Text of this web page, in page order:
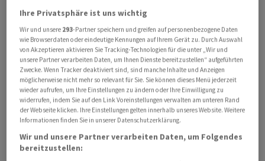
einer sanften wirtschaftlichen Abkühlung ohne
Rezession -, gilt dieses Szenario nun nur noch als gleich
wahrscheinlich wie eine Stagflation. Also wie eine Phase
mit anhaltend hoher Inflation bei gleichzeitig
stagnierendem Wachstum und schwachem
Acbkrbeitsmarkt.
Ein Wandel zeigt sich bei den grössten Risiken, die
Zentralbanken heute sehen: Nicht mehr nur
wirtschaftliche Faktoren dominieren, sondern vor allem
globale geopolitische Spannungen. Handelskonflikte
Ihre Privatsphäre ist uns wichtig
Wir und unsere 293-Partner speichern und greifen auf personenbezogene Daten
wie Browserdaten oder eindeutige Kennungen auf Ihrem Gerät zu. Durch Auswahl
von Akzeptieren aktivieren Sie Tracking-Technologien für die unter „Wir und
unsere Partner verarbeiten Daten, um Ihnen Dienste bereitzustellen“ aufgeführten
Zwecke. Wenn Tracker deaktiviert sind, sind manche Inhalte und Anzeigen
möglicherweise nicht mehr so relevant für Sie. Sie können dieses Menü jederzeit
wieder aufrufen, um Ihre Einstellungen zu ändern oder Ihre Einwilligung zu
widerrufen, indem Sie auf den Link Voreinstellungen verwalten am unteren Rand
der Webseite klicken. Ihre Einstellungen gelten innerhalb unseres Website. Weitere
Informationen finden Sie in unserer Datenschutzerklärung.
Wir und unsere Partner verarbeiten Daten, um Folgendes
bereitzustellen: